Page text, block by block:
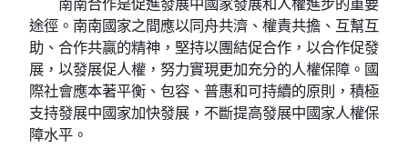
途徑。南南國家之間應以同舟共濟、權責共擔、互幫互
助、合作共贏的精神，堅持以團結促合作，以合作促發
展，以發展促人權，努力實現更加充分的人權保障。國
際社會應本著平衡、包容、普惠和可持續的原則，積極
支持發展中國家加快發展，不斷提高發展中國家人權保
障水平。